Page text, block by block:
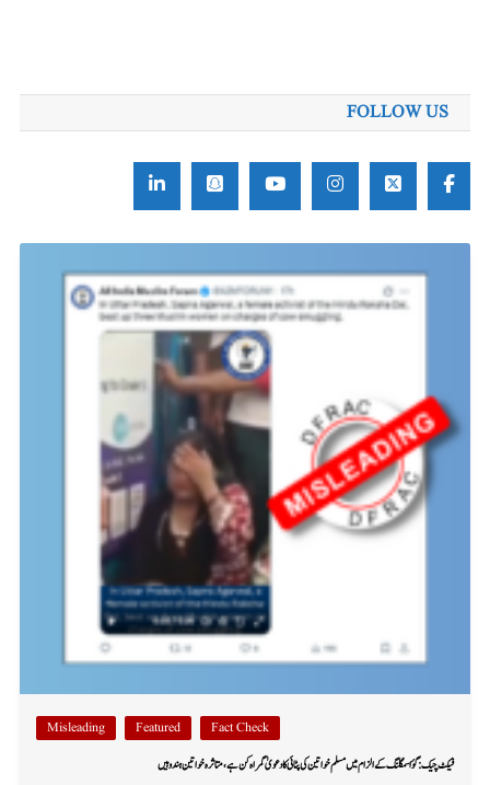
FOLLOW US
Fact Check
Featured
Misleading
فیکٹ چیک: گؤ اسمگلنگ کے الزام میں مسلم خواتین کی پٹائی کا دعویٰ گمراہ کن ہے، متاثرہ خواتین ہندو ہیں